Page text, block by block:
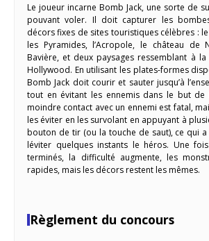
Le joueur incarne Bomb Jack, une sorte de
pouvant voler. Il doit capturer les
décors fixes de sites touristiques célèbres :
les Pyramides, l’Acropole, le château de
Bavière, et deux paysages ressemblant à
Hollywood. En utilisant les plates-formes
Bomb Jack doit courir et sauter jusqu’à
tout en évitant les ennemis dans le but de
moindre contact avec un ennemi est fatal,
les éviter en les survolant en appuyant à
bouton de tir (ou la touche de saut), ce qui
léviter quelques instants le héros. Une
terminés, la difficulté augmente, les
rapides, mais les décors restent les mêmes.
Règlement du concours